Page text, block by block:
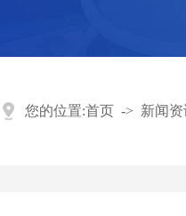
您的位置:首页 -> 新闻